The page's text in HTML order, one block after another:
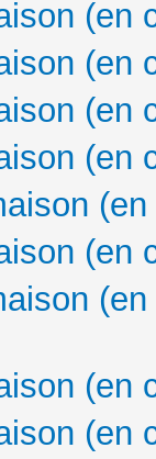
(en
(en
(en
(en
(en
(en
(en